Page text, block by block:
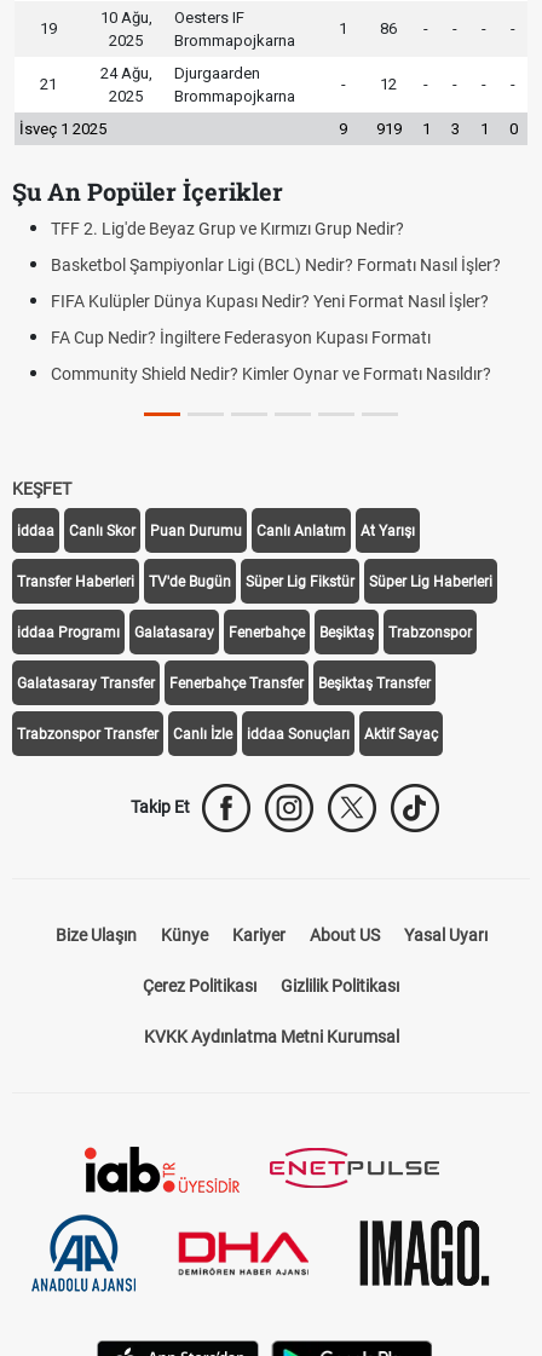
19
10 Ağu,
2025
Oesters IF
Brommapojkarna
1 86 - - - -
21
24 Ağu,
2025
Djurgaarden
Brommapojkarna
- 12 - - - -
İsveç 1 2025 9 919 1 3 1 0
Şu An Popüler İçerikler
Grup Nedir?
Formatı Nasıl İşler?
Format Nasıl İşler?
Formatı
ve Formatı Nasıldır?
UEFA Avrupa Ligi Nedir? Turnuva
Voleybol Milletler Ligi Nedir? Formatı
UEFA Uluslar Ligi Nedir? Formatı ve
LGS Yerleştirme Sonuçları Açıklandı
Durum
KEŞFET
iddaa Canlı Skor Puan Durumu Canlı Anlatım At Yarışı
Transfer Haberleri TV'de Bugün Süper Lig Fikstür Süper Lig Haberleri
iddaa Programı Galatasaray Fenerbahçe Beşiktaş Trabzonspor
Galatasaray Transfer Fenerbahçe Transfer Beşiktaş Transfer
Canlı İzle iddaa Sonuçları Aktif Sayaç
Künye Kariyer About US
Çerez Politikası Gizlilik Politikası